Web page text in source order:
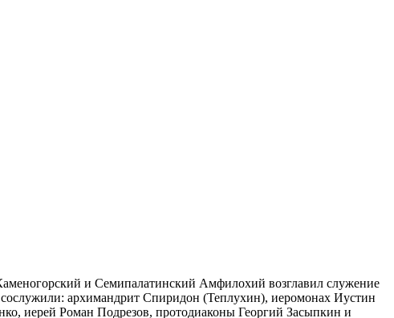
и Семипалатинский Амфилохий возглавил служение
архимандрит Спиридон (Теплухин), иеромонах Иустин
иерей Роман Подрезов, протодиаконы Георгий Засыпкин и